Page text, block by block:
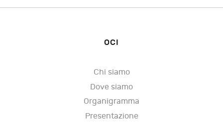
OCI
Chi siamo
Dove siamo
Organigramma
Presentazione